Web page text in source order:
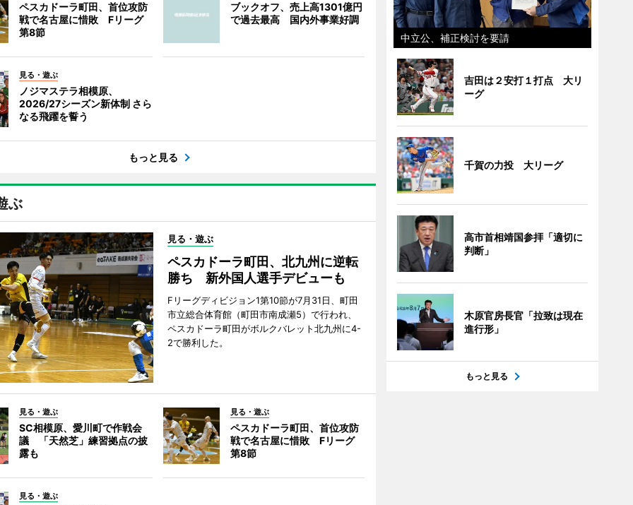
ペスカドーラ町田、首位攻防
戦で名古屋に惜敗 Fリーグ
第8節
ブックオフ、売上高1301億円
で過去最高 国内外事業好調
見る・遊ぶ
ノジマステラ相模原、
2026/27シーズン新体制 さら
なる飛躍を誓う
もっと見る
ぶ
見る・遊ぶ
ペスカドーラ町田、北九州に逆転
勝ち 新外国人選手デビューも
Fリーグディビジョン1第10節が7月31日、町田
市立総合体育館（町田市南成瀬5）で行われ、
ペスカドーラ町田がボルクバレット北九州に4-
2で勝利した。
見る・遊ぶ
SC相模原、愛川町で作戦会
議 「天然芝」練習拠点の披
露も
見る・遊ぶ
ペスカドーラ町田、首位攻防
戦で名古屋に惜敗 Fリーグ
第8節
見る・遊ぶ
中立公、補正検討を要請
吉田は２安打１打点 大リ
ーグ
千賀の力投 大リーグ
高市首相靖国参拝「適切に
判断」
木原官房長官「拉致は現在
進行形」
もっと見る